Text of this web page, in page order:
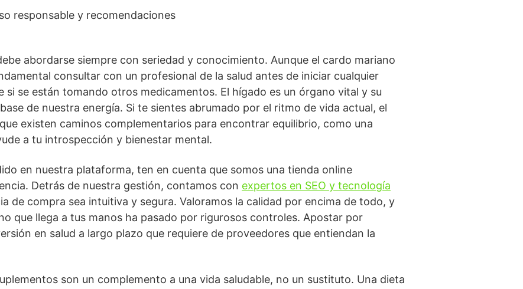
abordarse siempre con seriedad y conocimiento. Aunque el cardo mariano
consultar con un profesional de la salud antes de iniciar cualquier
si se están tomando otros medicamentos. El hígado es un órgano vital y su
de nuestra energía. Si te sientes abrumado por el ritmo de vida actual, el
existen caminos complementarios para encontrar equilibrio, como una
a tu introspección y bienestar mental.
en nuestra plataforma, ten en cuenta que somos una tienda online
Detrás de nuestra gestión, contamos con expertos en SEO y tecnología
de compra sea intuitiva y segura. Valoramos la calidad por encima de todo, y
que llega a tus manos ha pasado por rigurosos controles. Apostar por
en salud a largo plazo que requiere de proveedores que entiendan la
son un complemento a una vida saludable, no un sustituto. Una dieta